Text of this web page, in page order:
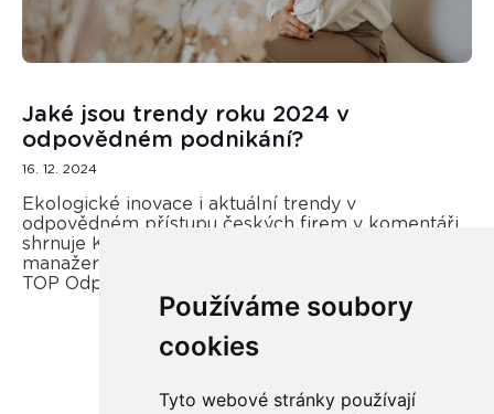
Používáme soubory
cookies
Tyto webové stránky používají
Jaké jsou trendy roku 2024 v
odpovědném podnikání?
16. 12. 2024
Ekologické inovace i aktuální trendy v
odpovědném přístupu českých firem v komentáři
shrnuje Kateřina Opletal Průchová, regionální
manažerka REMA Systém a porotkyně soutěže
TOP Odpovědná firma.